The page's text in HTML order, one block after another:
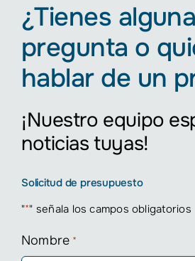
¿Tienes alguna
pregunta o
hablar de un
¡Nuestro equipo
noticias tuyas!
Solicitud de presupuesto
"*" señala los campos obligatorios
Nombre *